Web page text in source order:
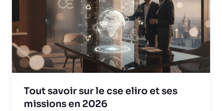
Tout savoir sur le cse eliro et ses
missions en 2026